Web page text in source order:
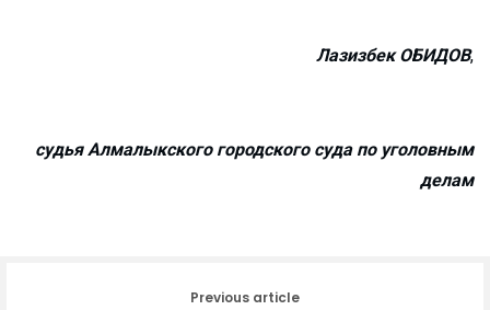
Лазизбек ОБИДОВ,
судья Алмалыкского городского суда по уголовным
делам
Previous article